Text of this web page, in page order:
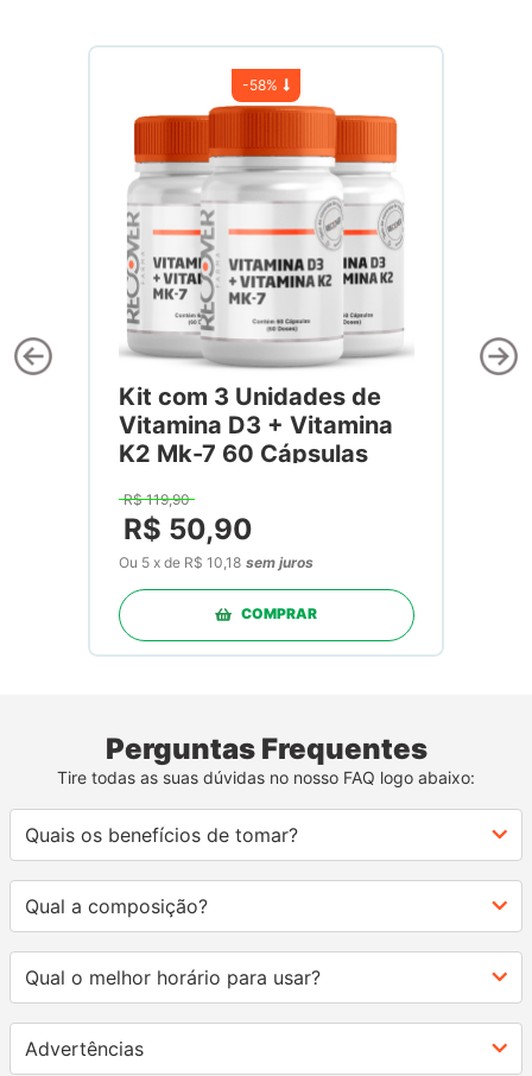
-58%
Kit com 3 Unidades de
Vitamina D3 + Vitamina
K2 Mk-7 60 Cápsulas
R$ 119,90
R$ 50,90
Ou 5 xde R$ 10,18 sem juros
COMPRAR
Perguntas Frequentes
Tire todas as suas dúvidas no nosso FAQ logo abaixo:
Quais os benefícios de tomar?
Qual a composição?
Qual o melhor horário para usar?
Advertências